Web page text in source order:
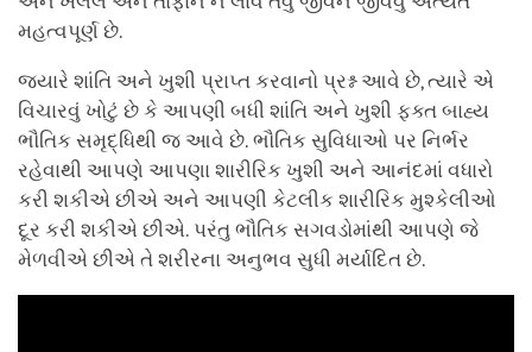
મહત્વપૂર્ણ છે.
જ્યારે શાંતિ અને ખુશી પ્રાપ્ત કરવાનો પ્રશ્ન આવે છે, ત્યારે એ
વિચારવું ખોટું છે કે આપણી બધી શાંતિ અને ખુશી ફક્ત બાહ્ય
ભૌતિક સમૃદ્ધિથી જ આવે છે. ભૌતિક સુવિધાઓ પર નિર્ભર
રહેવાથી આપણે આપણા શારીરિક ખુશી અને આનંદમાં વધારો
કરી શકીએ છીએ અને આપણી કેટલીક શારીરિક મુશ્કેલીઓ
દૂર કરી શકીએ છીએ. પરંતુ ભૌતિક સગવડોમાંથી આપણે જે
મેળવીએ છીએ તે શરીરના અનુભવ સુધી મર્યાદિત છે.